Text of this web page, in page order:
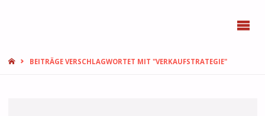
STARTBEITRÄGE VERSCHLAGWORTET MIT "VERKAUFSTRATEGIE"